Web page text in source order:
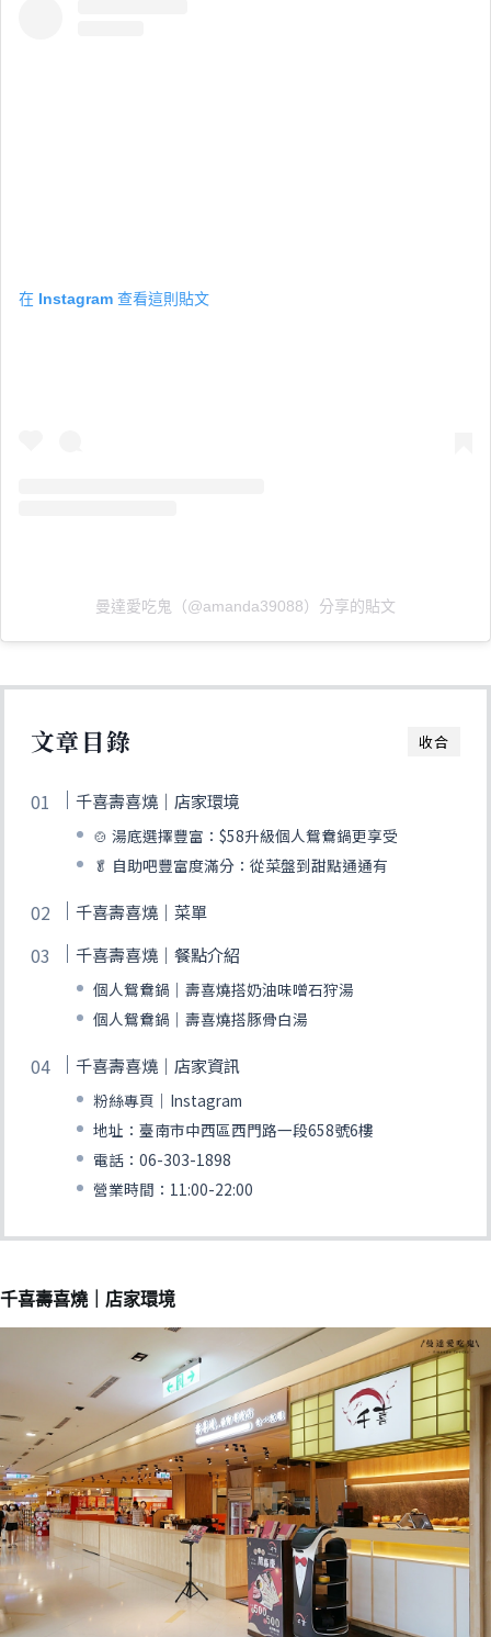
在 Instagram 查看這則貼文
曼達愛吃鬼（@amanda39088）分享的貼文
收合
文章目錄
千喜壽喜燒｜店家環境
🍲 湯底選擇豐富：$58升級個人鴛鴦鍋更享受
🥬 自助吧豐富度滿分：從菜盤到甜點通通有
千喜壽喜燒｜菜單
千喜壽喜燒｜餐點介紹
個人鴛鴦鍋｜壽喜燒搭奶油味噌石狩湯
個人鴛鴦鍋｜壽喜燒搭豚骨白湯
千喜壽喜燒｜店家資訊
粉絲專頁｜Instagram
地址：臺南市中西區西門路一段658號6樓
電話：06-303-1898
營業時間：11:00-22:00
千喜壽喜燒｜店家環境